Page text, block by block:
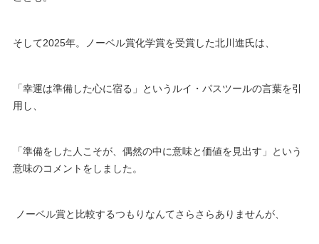
そして2025年。ノーベル賞化学賞を受賞した北川進氏は、
「幸運は準備した心に宿る」というルイ・パスツールの言葉を引
用し、
「準備をした人こそが、偶然の中に意味と価値を見出す」という
意味のコメントをしました。
ノーベル賞と比較するつもりなんてさらさらありませんが、